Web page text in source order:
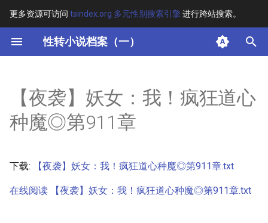
更多资源可访问 tsindex.org 多元性别搜索引擎进行跨站搜索。
性转小说档案（一）
键
始
索
其他信息 [Processed Page
Metadata]
【夜袭】妖女：我！疯狂道心
种魔◎第911章
下载: 【夜袭】妖女：我！疯狂道心种魔◎第911章.txt
在线阅读 【夜袭】妖女：我！疯狂道心种魔◎第911章.txt